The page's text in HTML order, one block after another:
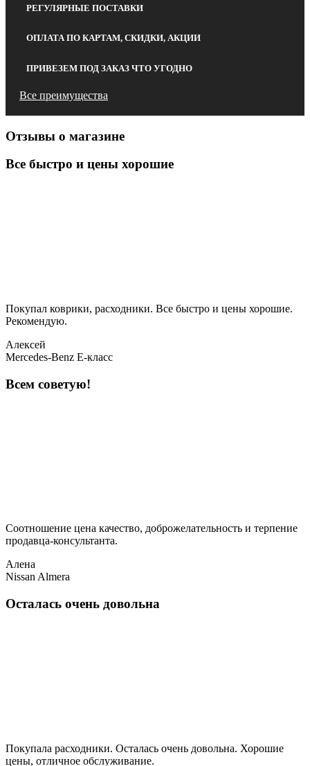
РЕГУЛЯРНЫЕ ПОСТАВКИ
ОПЛАТА ПО КАРТАМ, СКИДКИ, АКЦИИ
ПРИВЕЗЕМ ПОД ЗАКАЗ ЧТО УГОДНО
Все преимущества
Отзывы о магазине
Все быстро и цены хорошие
Покупал коврики, расходники. Все быстро и цены хорошие.
Рекомендую.
Алексей
Mercedes-Benz E-класс
Всем советую!
Соотношение цена качество, доброжелательность и терпение
продавца-консультанта.
Алена
Nissan Almera
Осталась очень довольна
Покупала расходники. Осталась очень довольна. Хорошие
цены, отличное обслуживание.